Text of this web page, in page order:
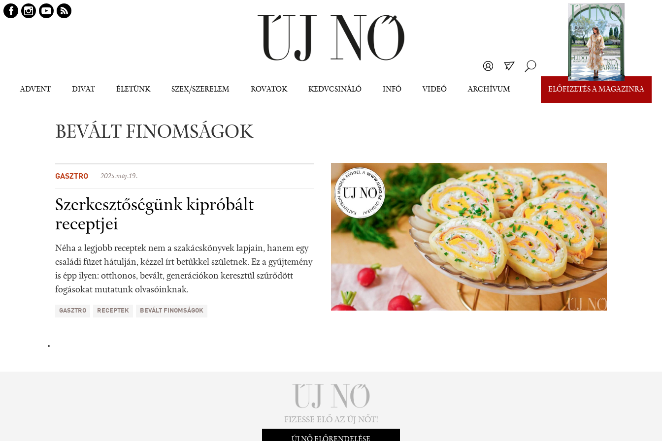
ADVENT DIVAT ÉLETÜNK SZEX/SZERELEM ROVATOK KEDVCSINÁLÓ INFÓ VIDEÓ ARCHÍVUM ELŐFIZETÉS A MAGAZINRA
BEVÁLT FINOMSÁGOK
GASZTRO 2025.máj.19.
Szerkesztőségünk kipróbált
receptjei
Néha a legjobb receptek nem a szakácskönyvek lapjain, hanem egy
családi füzet hátulján, kézzel írt betűkkel születnek. Ez a gyűjtemény
is épp ilyen: otthonos, bevált, generációkon keresztül szűrődött
fogásokat mutatunk olvasóinknak.
GASZTRO RECEPTEK BEVÁLT FINOMSÁGOK
FIZESSE ELŐ AZ ÚJ NŐT!